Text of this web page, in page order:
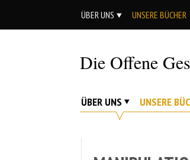
ÜBER UNS UNSERE BÜCHER
Die Offene
Ethik.
Argumente.
ÜBER UNS UNSERE